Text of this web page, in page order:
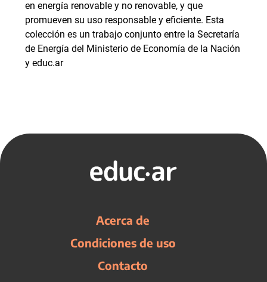
en energía renovable y no renovable, y que
promueven su uso responsable y eficiente. Esta
colección es un trabajo conjunto entre la Secretaría
de Energía del Ministerio de Economía de la Nación
y educ.ar
Acerca de
Condiciones de uso
Contacto